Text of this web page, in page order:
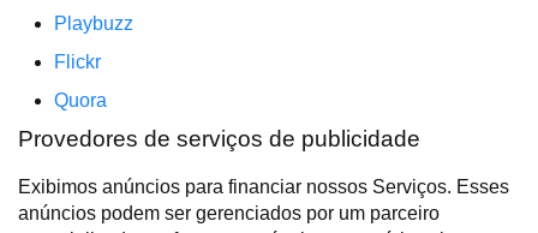
Playbuzz
Flickr
Quora
Provedores de serviços de publicidade
Exibimos anúncios para financiar nossos Serviços. Esses
anúncios podem ser gerenciados por um parceiro